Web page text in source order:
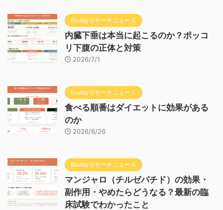
Buddyリサーチニュース
内臓下垂は本当に起こるのか？ポッコ
リ下腹の正体と対策
2026/7/1
Buddyリサーチニュース
食べる順番はダイエットに効果がある
のか
2026/6/26
Buddyリサーチニュース
マンジャロ（チルゼパチド）の効果・
副作用・やめたらどうなる？最新の臨
床試験でわかったこと